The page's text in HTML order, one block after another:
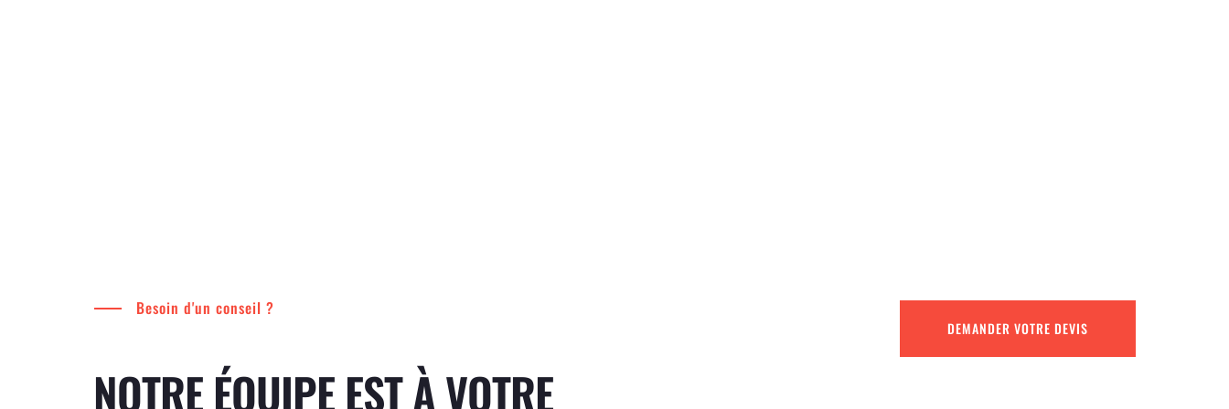
Besoin d'un conseil ?
NOTRE ÉQUIPE EST À VOTRE
DEMANDER VOTRE DEVIS